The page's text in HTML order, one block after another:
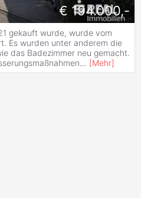
€ 194.000,-
gekauft wurde, wurde vom
Es wurden unter anderem die
das Badezimmer neu gemacht.
... [Mehr]